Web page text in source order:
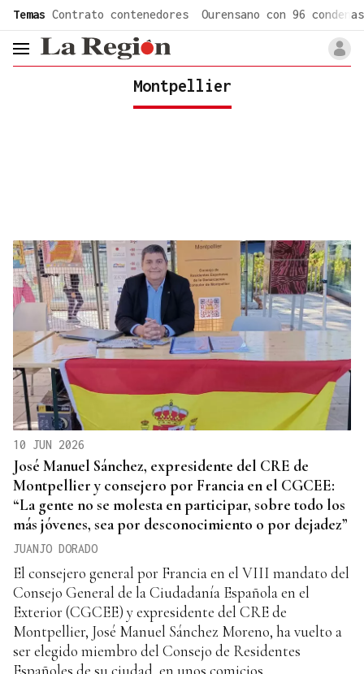
Temas Contrato contenedores Ourensano con 96 condenas
header.menu.open
Montpellier
10 JUN 2026
José Manuel Sánchez, expresidente del CRE de
Montpellier y consejero por Francia en el CGCEE:
“La gente no se molesta en participar, sobre todo los
más jóvenes, sea por desconocimiento o por dejadez”
JUANJO DORADO
El consejero general por Francia en el VIII mandato del
Consejo General de la Ciudadanía Española en el
Exterior (CGCEE) y expresidente del CRE de
Montpellier, José Manuel Sánchez Moreno, ha vuelto a
ser elegido miembro del Consejo de Residentes
Españoles de su ciudad, en unos comicios